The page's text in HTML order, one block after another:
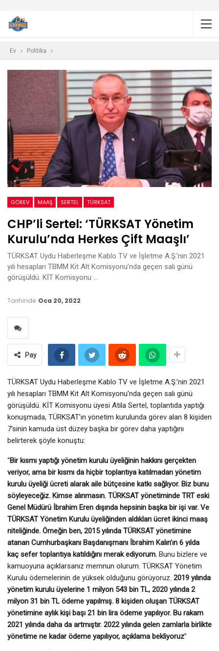
Ev Politika
GÖREV MAAŞ SERTEL TÜRKSAT
CHP’li Sertel: ‘TÜRKSAT Yönetim
Kurulu’nda Herkes Çift Maaşlı’
TÜRKSAT Uydu Haberleşme Kablo TV ve İşletme A.Ş.’nin 2021
yılı hesapları TBMM Kit Alt Komisyonu’nda geçen salı günü
görüşüldü. KİT Komisyonu …
Tarihinde Oca 20, 2022
Pay
TÜRKSAT Uydu Haberleşme Kablo TV ve İşletme A.Ş.’nin 2021
yılı hesapları TBMM Kit Alt Komisyonu’nda geçen salı günü
görüşüldü. KİT Komisyonu üyesi Atila Sertel, toplantıda yaptığı
konuşmada, TÜRKSAT’ın yönetim kurulunda görev alan 8 kişiden
7’sinin kamuda üst düzey başka bir görev daha yaptığını
belirterek şöyle konuştu:
“Bir kısmı yaptığı yönetim kurulu üyeliğinin hakkını gerçekten
veriyor, ama bir kısmı da hiçbir toplantıya katılmadan yönetim
kurulu üyeliği ücreti alarak aile bütçesine katkı sağlıyor. Biz bunu
söyleyeceğiz. Kimse alınmasın. TÜRKSAT yönetiminde TRT eski
Genel Müdürü İbrahim Eren dışında hepsinin başka bir işi var. Ve
TÜRKSAT Yönetim Kurulu üyeliğinden aldıkları ücret ikinci maaş
niteliğinde. Örneğin ben, 2015 yılında TÜRKSAT yönetimine
atanan Cumhurbaşkanı Başdanışmanı İbrahim Kalın’ın 6 yılda
kaç sefer toplantıya katıldığını merak ediyorum. Bunu bizlere ve
kamuoyuna açıklarsanız memnun olurum. TÜRKSAT Yönetim
Kurulu ödemelerinin de yüksek olduğunu görüyoruz. 2019 yılında
yönetim kurulu üyelerine 1 milyon 543 bin TL, 2020 yılında 2
milyon 31 bin TL ödeme yapılmış. 8 kişiden oluşan TÜRKSAT
yönetimine aylık kişi başı 21 bin lira ödeme yapılıyor. Bu rakam
2021 yılında daha da artmıştır. 2022 yılında gelen zamlarla birlikte
yönetime ne kadar ödeme yapılıyor, açıklama bekliyoruz”